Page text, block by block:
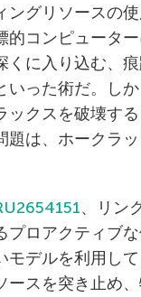
グリソースの
コンピュータ
に入り込む、
った術だ。し
ックスを破壊す
は、ホークラ
、リン
ロアクティブ
デルを利用し
スを突き止め